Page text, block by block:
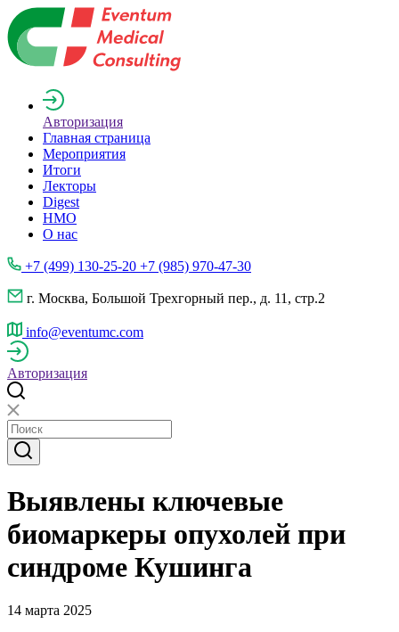
Авторизация
Главная страница
Мероприятия
Итоги
Лекторы
Digest
НМО
О нас
+7 (499) 130-25-20 +7 (985) 970-47-30
г. Москва, Большой Трехгорный пер., д. 11, стр.2
info@eventumc.com
Авторизация
Выявлены ключевые
биомаркеры опухолей при
синдроме Кушинга
14 марта 2025